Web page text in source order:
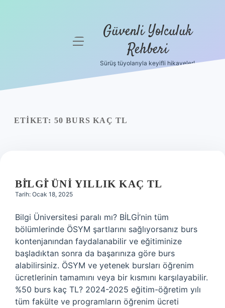
menüyü Güvenli Yolculuk
Rehberi
Sürüş tüyolarıyla keyifli hikayeler!
ETIKET: 50 BURS KAÇ TL
BİLGİ ÜNI YILLIK KAÇ TL
Tarih: Ocak 18, 2025
Bilgi Üniversitesi paralı mı? BİLGİ’nin tüm
bölümlerinde ÖSYM şartlarını sağlıyorsanız burs
kontenjanından faydalanabilir ve eğitiminize
başladıktan sonra da başarınıza göre burs
alabilirsiniz. ÖSYM ve yetenek bursları öğrenim
ücretlerinin tamamını veya bir kısmını karşılayabilir.
%50 burs kaç TL? 2024-2025 eğitim-öğretim yılı
tüm fakülte ve programların öğrenim ücreti